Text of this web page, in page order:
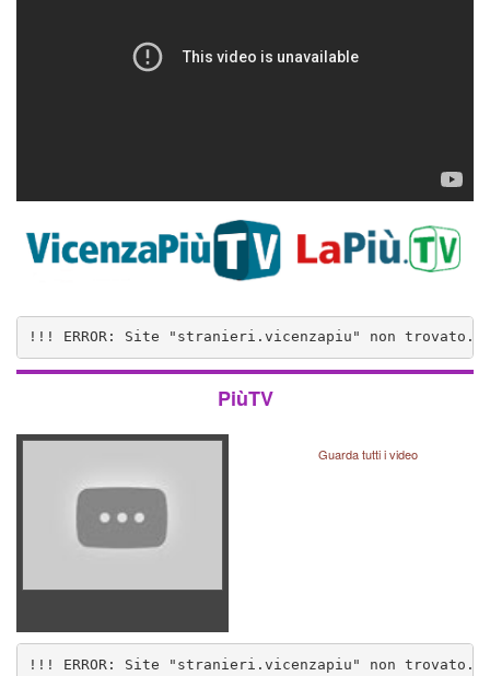
!!! ERROR: Site "stranieri.vicenzapiu" non trovato..
PiùTV
Guarda tutti i video
!!! ERROR: Site "stranieri.vicenzapiu" non trovato..